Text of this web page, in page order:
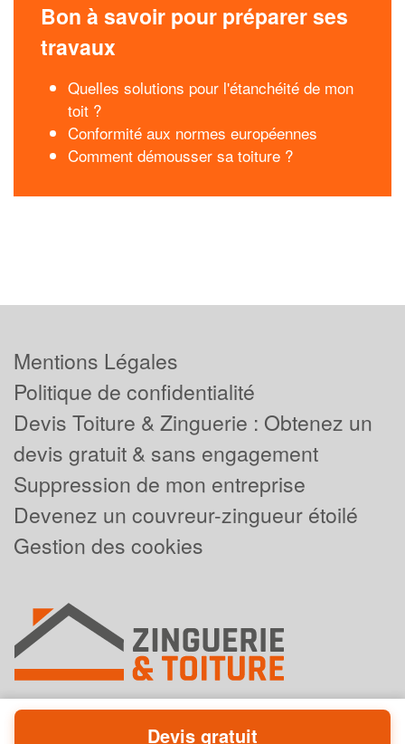
Bon à savoir pour préparer ses
travaux
Quelles solutions pour l'étanchéité de mon
toit ?
Conformité aux normes européennes
Comment démousser sa toiture ?
Mentions Légales
Politique de confidentialité
Devis Toiture & Zinguerie : Obtenez un
devis gratuit & sans engagement
Suppression de mon entreprise
Devenez un couvreur-zingueur étoilé
Gestion des cookies
Devis gratuit